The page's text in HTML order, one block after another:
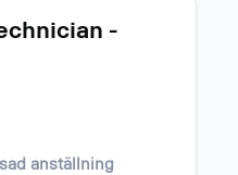
-
anställning